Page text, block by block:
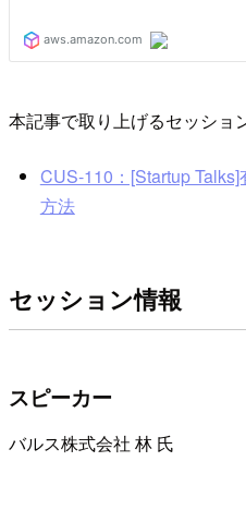
本記事で取り上げるセッショ
CUS-110：[Startup
方法
セッション情報
スピーカー
バルス株式会社 林 氏